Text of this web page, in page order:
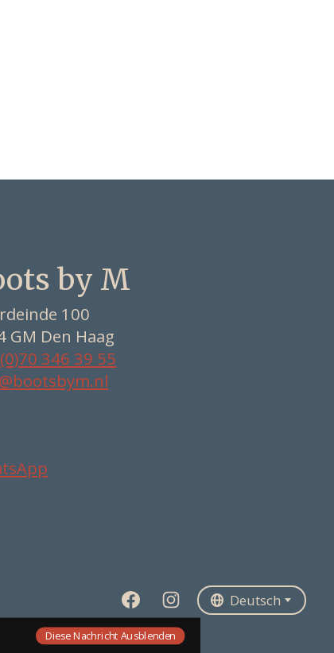
by M
100
GM Den Haag
346 39 55
Deutsch
Diese Nachricht Ausblenden